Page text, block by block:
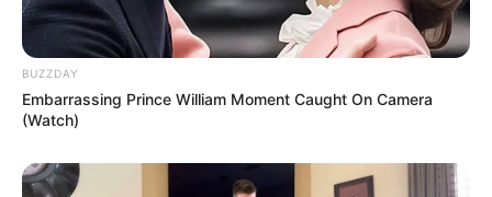
BUZZDAY
Embarrassing Prince William Moment Caught On Camera
(Watch)